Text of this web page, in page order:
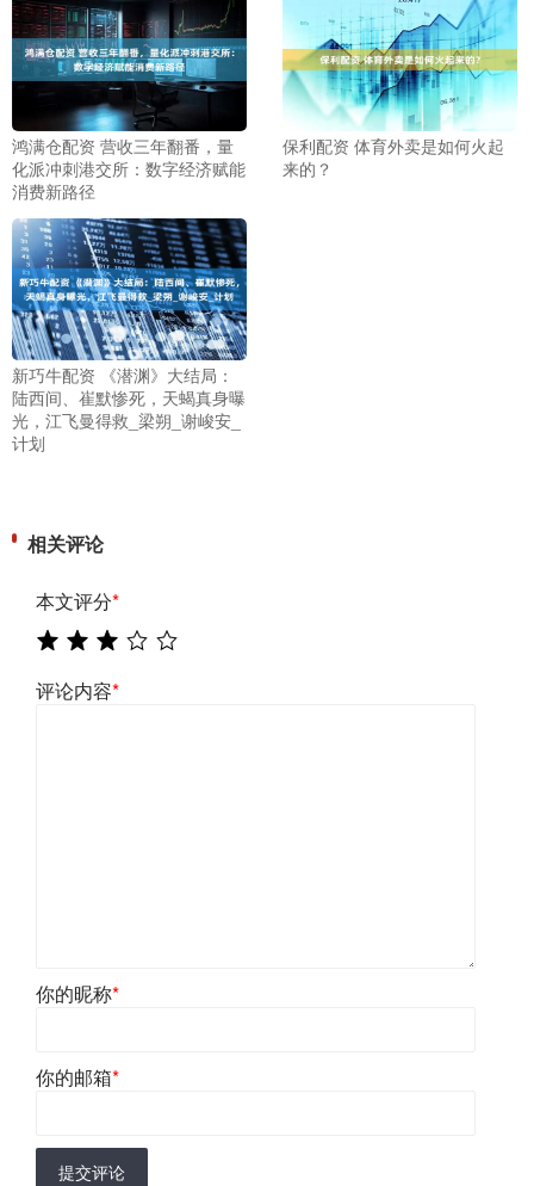
鸿满仓配资 营收三年翻番，量
化派冲刺港交所：数字经济赋能
消费新路径
保利配资 体育外卖是如何火起
来的？
新巧牛配资 《潜渊》大结局：
陆西间、崔默惨死，天蝎真身曝
光，江飞曼得救_梁朔_谢峻安_
计划
相关评论
本文评分*
评论内容*
你的昵称*
你的邮箱*
提交评论